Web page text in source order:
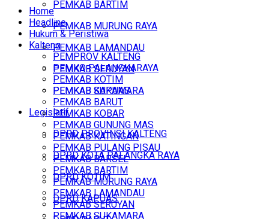
PEMKAB BARTIM
PEMKAB MURUNG RAYA
PEMKAB LAMANDAU
PEMKAB SERUYAN
PEMKAB SUKAMARA
Legislatif
DPRD PROVINSI KALTENG
DPRD KOTA PALANGKA RAYA
DPRD KOTIM
DPRD KAPUAS
Home
Headline
Hukum & Peristiwa
Kalteng
PEMPROV KALTENG
PEMKO PALANGKARAYA
PEMKAB KOTIM
PEMKAB KAPUAS
PEMKAB BARUT
PEMKAB KOBAR
PEMKAB GUNUNG MAS
PEMKAB KATINGAN
PEMKAB PULANG PISAU
PEMKAB BARSEL
PEMKAB BARTIM
PEMKAB MURUNG RAYA
PEMKAB LAMANDAU
PEMKAB SERUYAN
PEMKAB SUKAMARA